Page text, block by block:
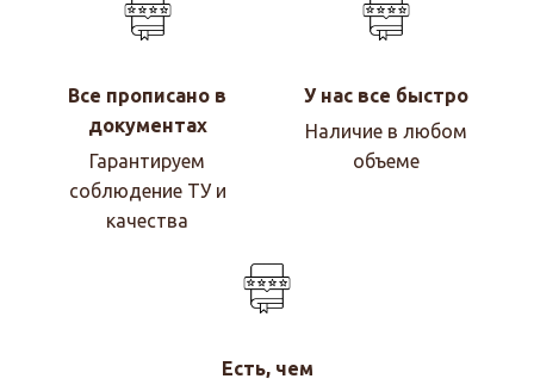
Все прописано в
документах
Гарантируем
соблюдение ТУ и
качества
У нас все быстро
Наличие в любом
объеме
Есть, чем